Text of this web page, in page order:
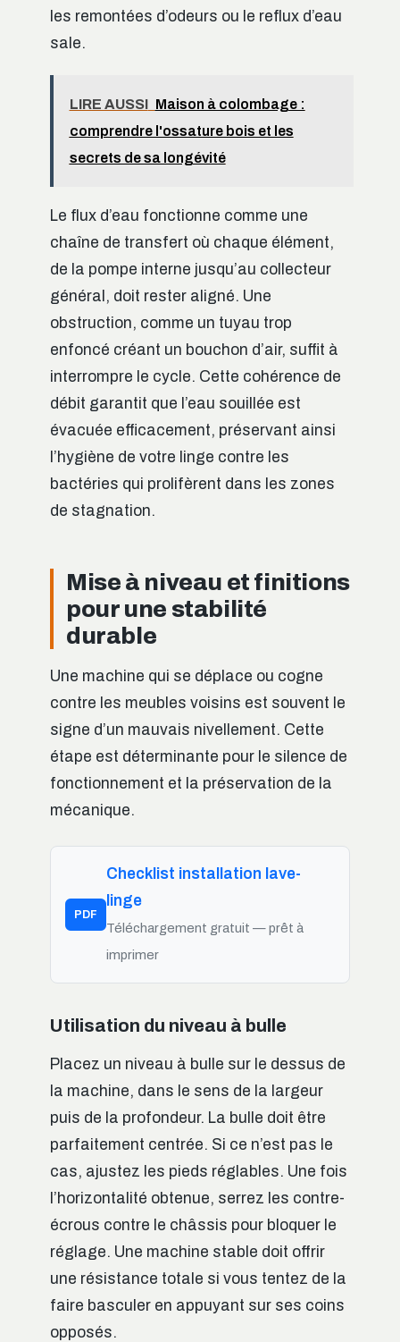
les remontées d’odeurs ou le reflux d’eau
sale.
LIRE AUSSI Maison à colombage :
comprendre l'ossature bois et les
secrets de sa longévité
Le flux d’eau fonctionne comme une
chaîne de transfert où chaque élément,
de la pompe interne jusqu’au collecteur
général, doit rester aligné. Une
obstruction, comme un tuyau trop
enfoncé créant un bouchon d’air, suffit à
interrompre le cycle. Cette cohérence de
débit garantit que l’eau souillée est
évacuée efficacement, préservant ainsi
l’hygiène de votre linge contre les
bactéries qui prolifèrent dans les zones
de stagnation.
Mise à niveau et finitions
pour une stabilité
durable
Une machine qui se déplace ou cogne
contre les meubles voisins est souvent le
signe d’un mauvais nivellement. Cette
étape est déterminante pour le silence de
fonctionnement et la préservation de la
mécanique.
PDF
Checklist installation lave-
linge
Téléchargement gratuit — prêt à
imprimer
Utilisation du niveau à bulle
Placez un niveau à bulle sur le dessus de
la machine, dans le sens de la largeur
puis de la profondeur. La bulle doit être
parfaitement centrée. Si ce n’est pas le
cas, ajustez les pieds réglables. Une fois
l’horizontalité obtenue, serrez les contre-
écrous contre le châssis pour bloquer le
réglage. Une machine stable doit offrir
une résistance totale si vous tentez de la
faire basculer en appuyant sur ses coins
opposés.